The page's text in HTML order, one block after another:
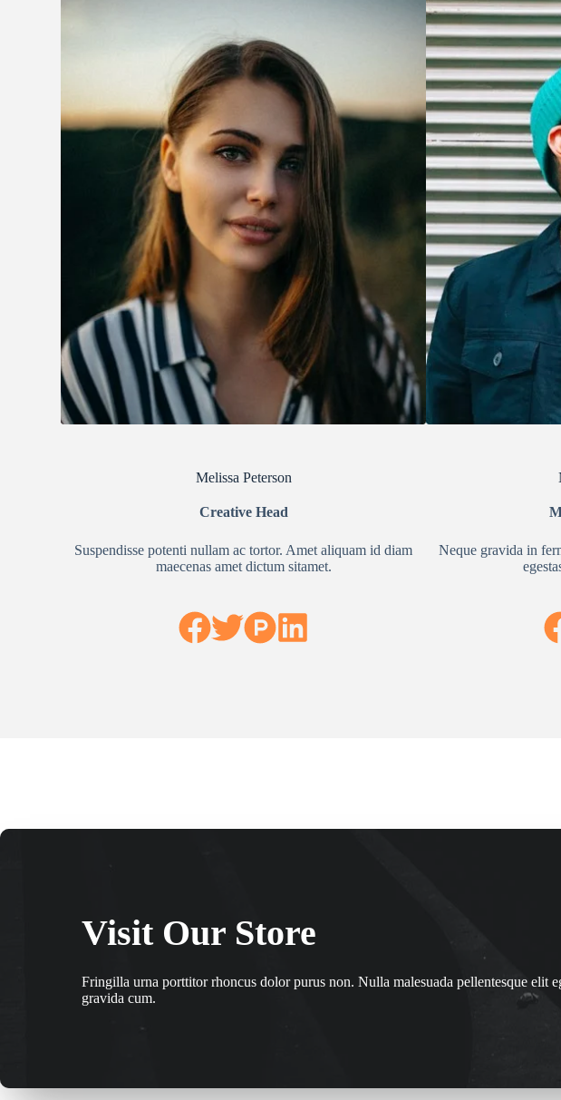
Melissa Peterson
Creative Head
Suspendisse potenti nullam ac tortor. Amet aliquam id diam
maecenas amet dictum sitamet.
Neque gravida in
Visit Our Store
Fringilla urna porttitor rhoncus dolor purus non. Nulla malesuada pellentesque elit
gravida cum.